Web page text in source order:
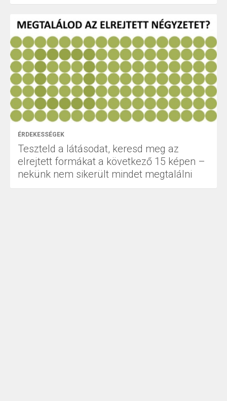
ÉRDEKESSÉGEK
Teszteld a látásodat, keresd meg az
elrejtett formákat a következő 15 képen –
nekünk nem sikerült mindet megtalálni